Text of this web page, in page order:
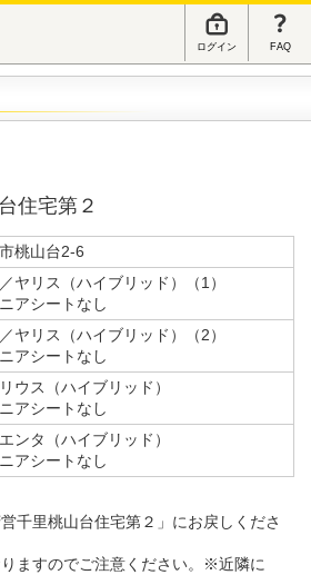
ログイン FAQ
住宅第２
桃山台2-6
ヤリス（ハイブリッド）（1）
アシートなし
ヤリス（ハイブリッド）（2）
アシートなし
ウス（ハイブリッド）
アシートなし
ンタ（ハイブリッド）
アシートなし
千里桃山台住宅第２」にお戻しくださ
ますのでご注意ください。※近隣に